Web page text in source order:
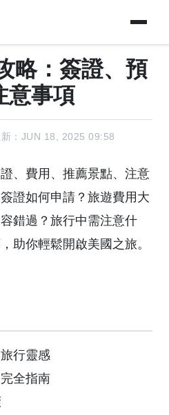
略：簽證、預
意事項
：JUN 18, 2025 09:58
、費用、推薦景點、注意
證如何申請？旅遊費用大
錯過？旅行中需注意什
助你輕鬆開啟美國之旅。
行靈感
全指南